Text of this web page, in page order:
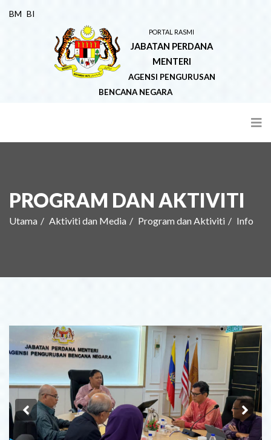
BM BI
PORTAL RASMI
JABATAN PERDANA
MENTERI
AGENSI PENGURUSAN
BENCANA NEGARA
PROGRAM DAN AKTIVITI
Utama Aktiviti dan Media Program dan Aktiviti Info
Previous